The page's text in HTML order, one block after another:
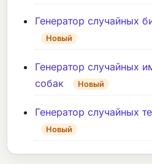
Генератор случайных
Новый
Генератор случайных
собак
Новый
Генератор случайных
Новый